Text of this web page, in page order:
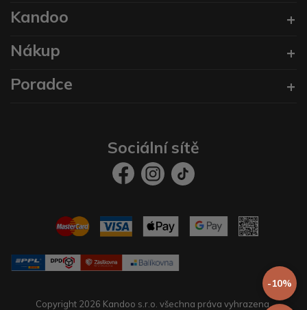
-10%
Kandoo
Nákup
Poradce
Sociální sítě
Copyright 2026 Kandoo s.r.o. všechna práva vyhrazena.